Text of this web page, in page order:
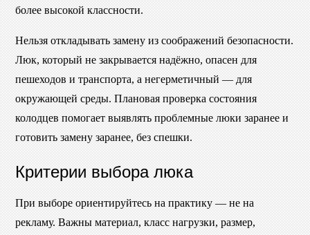
более высокой классности.
Нельзя откладывать замену из соображений безопасности.
Люк, который не закрывается надёжно, опасен для
пешеходов и транспорта, а негерметичный — для
окружающей среды. Плановая проверка состояния
колодцев помогает выявлять проблемные люки заранее и
готовить замену заранее, без спешки.
Критерии выбора люка
При выборе ориентируйтесь на практику — не на
рекламу. Важны материал, класс нагрузки, размер,